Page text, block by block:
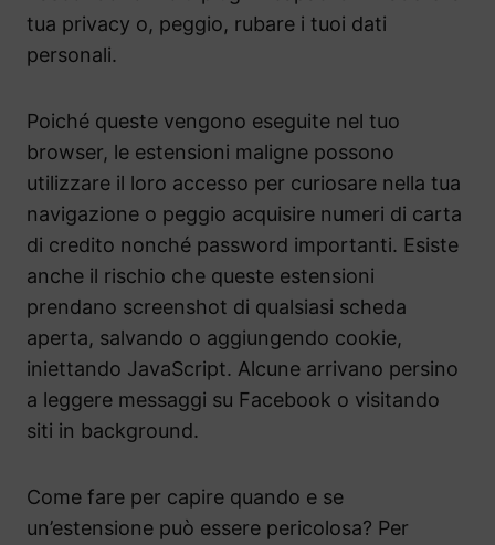
tua privacy o, peggio, rubare i tuoi dati
personali.
Poiché queste vengono eseguite nel tuo
browser, le estensioni maligne possono
utilizzare il loro accesso per curiosare nella tua
navigazione o peggio acquisire numeri di carta
di credito nonché password importanti. Esiste
anche il rischio che queste estensioni
prendano screenshot di qualsiasi scheda
aperta, salvando o aggiungendo cookie,
iniettando JavaScript. Alcune arrivano persino
a leggere messaggi su Facebook o visitando
siti in background.
Come fare per capire quando e se
un’estensione può essere pericolosa? Per